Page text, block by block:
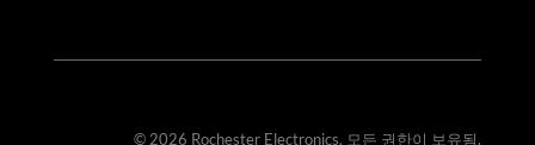
© 2026 Rochester Electronics. 모든 권한이 보유됨.